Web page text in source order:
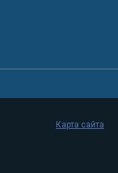
Карта сайта